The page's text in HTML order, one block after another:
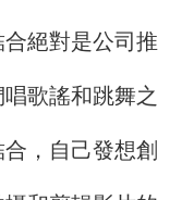
絕對是公司推
歌謠和跳舞之
，自己發想創